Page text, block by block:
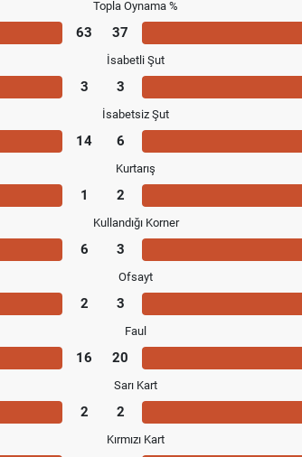
Topla Oynama %
63 37
İsabetli Şut
3 3
İsabetsiz Şut
14 6
Kurtarış
1 2
Kullandığı Korner
6 3
Ofsayt
2 3
Faul
16 20
Sarı Kart
2 2
Kırmızı Kart